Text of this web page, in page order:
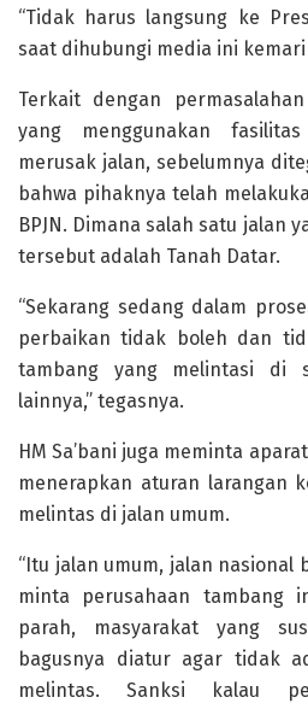
“Tidak harus langsung ke
saat dihubungi media ini
Terkait dengan
yang menggunakan
merusak jalan, sebelumnya
bahwa pihaknya telah
BPJN. Dimana salah satu jalan
tersebut adalah Tanah Datar.
“Sekarang sedang dalam
perbaikan tidak boleh dan
tambang yang melintasi di
lainnya,” tegasnya.
HM Sa’bani juga meminta
menerapkan aturan larangan
melintas di jalan umum.
“Itu jalan umum, jalan nasional
minta perusahaan tambang
parah, masyarakat yang
bagusnya diatur agar tidak
melintas. Sanksi kalau